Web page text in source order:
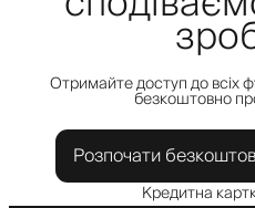
Отримайте доступ до всіх
безкоштовно
Розпочати
Кредитна